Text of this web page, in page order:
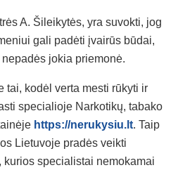
A. Šileikytės, yra suvokti, jog
gali padėti įvairūs būdai,
jokia priemonė.
tai, kodėl verta mesti rūkyti ir
specialioje Narkotikų, tabako
https://nerukysiu.lt. Taip
Lietuvoje pradės veikti
specialistai nemokamai